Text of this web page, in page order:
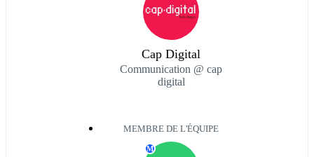
Cap Digital
Communication @ cap
digital
MEMBRE DE L'ÉQUIPE
M